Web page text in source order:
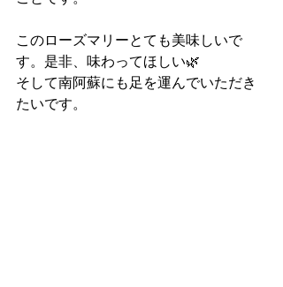
このローズマリーとても美味しいで
す。是非、味わってほしい🌿
そして南阿蘇にも足を運んでいただき
たいです。